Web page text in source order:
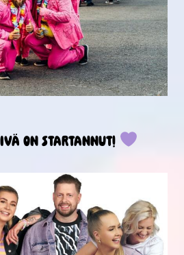
ON STARTANNUT!